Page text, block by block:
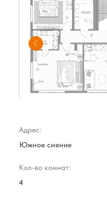
4
Кол-во комнат:
Южное сияние
Адрес: